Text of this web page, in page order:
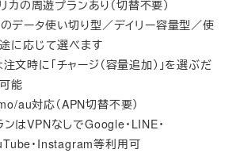
カの周遊プランあり（切替不要）
データ使い切り型／デイリー容量型／使
に応じて選べます
文時に「チャージ（容量追加）」を選ぶだ
能
au対応（APN切替不要）
はVPNなしでGoogle・LINE・
・Instagram等利用可